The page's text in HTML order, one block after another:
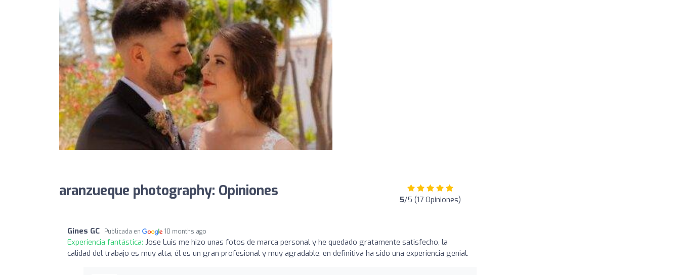
aranzueque photography: Opiniones 5/5 (17 Opiniones)
Gines GC Publicada en 10 months ago
Experiencia fantástica: Jose Luis me hizo unas fotos de marca personal y he quedado gratamente satisfecho, la
calidad del trabajo es muy alta, él es un gran profesional y muy agradable, en definitiva ha sido una experiencia genial.